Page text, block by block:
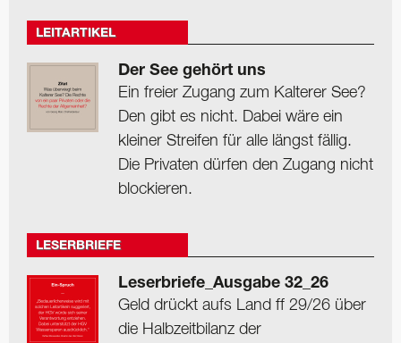
LEITARTIKEL
Der See gehört uns
Ein freier Zugang zum Kalterer See?
Den gibt es nicht. Dabei wäre ein
kleiner Streifen für alle längst fällig.
Die Privaten dürfen den Zugang nicht
blockieren.
LESERBRIEFE
Leserbriefe_Ausgabe 32_26
Geld drückt aufs Land ff 29/26 über
die Halbzeitbilanz der